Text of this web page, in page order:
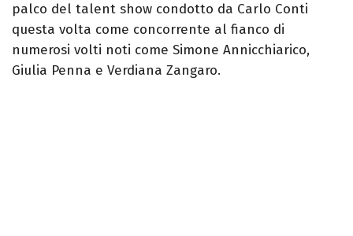
palco del talent show condotto da Carlo Conti
questa volta come concorrente al fianco di
numerosi volti noti come Simone Annicchiarico,
Giulia Penna e Verdiana Zangaro.